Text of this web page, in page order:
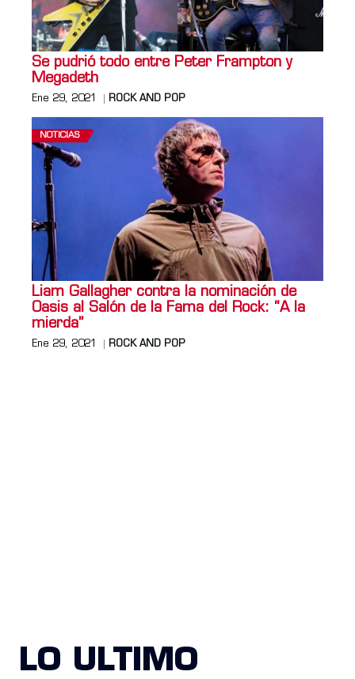
Se pudrió todo entre Peter Frampton y
Megadeth
Ene 29, 2021 ROCK AND POP
NOTICIAS
Liam Gallagher contra la nominación de
Oasis al Salón de la Fama del Rock: “A la
mierda”
Ene 29, 2021 ROCK AND POP
LO ULTIMO